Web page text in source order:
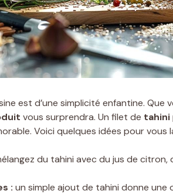
est d’une simplicité enfantine. Que
vous surprendra. Un filet de tahini
Voici quelques idées pour vous
du tahini avec du jus de citron,
: un simple ajout de tahini donne